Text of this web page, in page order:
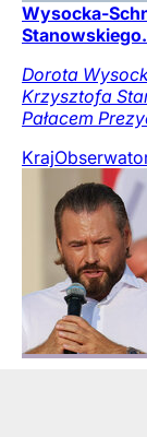
Wysocka-
Dorota
Krzysztofa
Pałacem
Kraj